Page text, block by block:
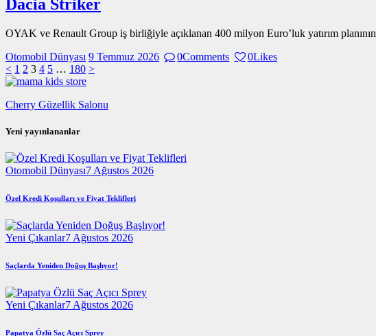
Dacia Striker
OYAK ve Renault Group iş birliğiyle açıklanan 400 milyon Euro’luk yatırım
Otomobil Dünyası 9 Temmuz 2026 0Comments 0Likes
Yazı
sayfalaması
< Page
1 Page
2 Page
3 Page
4 Page
5 … Page
180 >
Cherry Güzellik Salonu
Yeni yayınlananlar
Otomobil Dünyası7 Ağustos 2026
Özel Kredi Koşulları ve Fiyat Teklifleri
Yeni Çıkanlar7 Ağustos 2026
Saçlarda Yeniden Doğuş Başlıyor!
Yeni Çıkanlar7 Ağustos 2026
Papatya Özlü Saç Açıcı Sprey